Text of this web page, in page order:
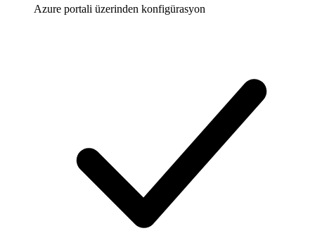
Azure portali üzerinden konfigürasyon